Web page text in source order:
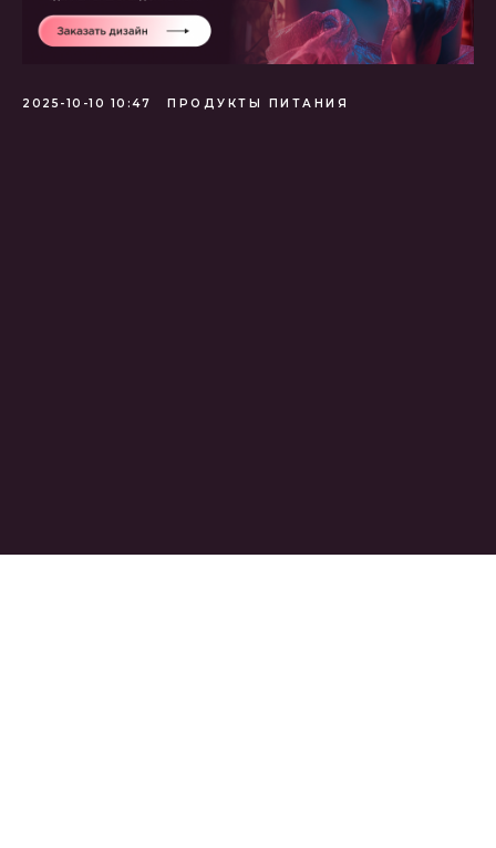
2025-10-10 10:47 ПРОДУКТЫ ПИТАНИЯ